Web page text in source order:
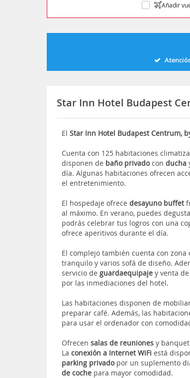
Añadir
Star Inn Hotel Budapest
ElStar Inn Hotel Budapest Centrum,
Cuenta con 125 habitaciones
disponen de baño privadoconducha
día. Algunas habitaciones ofrecen
el entretenimiento.
El hospedaje ofrece desayuno buffet
al máximo. En verano, puedes
podrás celebrar tus logros con una
ofrece aperitivos durante el día.
El complejo también cuenta con zona
tranquilo y varios sofá de diseño.
servicio de guardaequipaje y venta
por las inmediaciones del hotel.
Las habitaciones disponen de
preparar café. Además, las
para usar el ordenador con
Ofrecensalas de reuniones y
Laconexión a Internet WiFiestá
parking privado por un suplemento
de coche para mayor comodidad.